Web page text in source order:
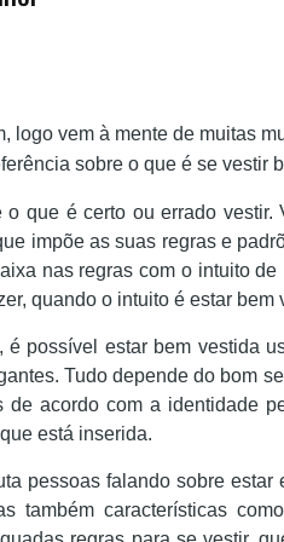
logo vem à mente de muitas
sobre o que é se vestir
que é certo ou errado
impõe as suas regras e
nas regras com o intuito
quando o intuito é estar bem
possível estar bem vestida
Tudo depende do bom
acordo com a identidade
está inserida.
pessoas falando sobre estar
também características